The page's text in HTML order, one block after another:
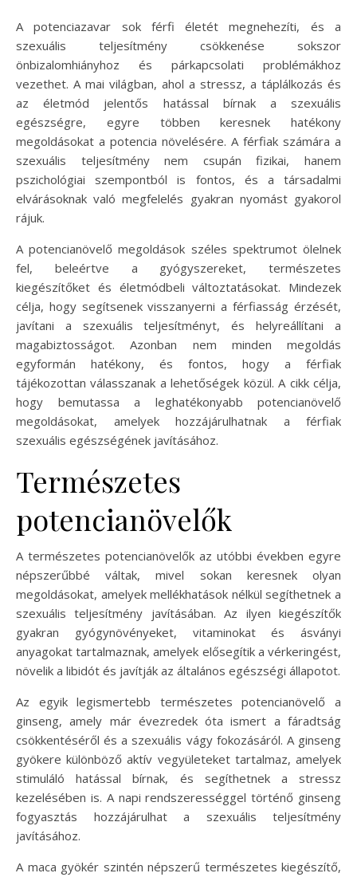
A potenciazavar sok férfi életét megnehezíti, és a
szexuális teljesítmény csökkenése sokszor
önbizalomhiányhoz és párkapcsolati problémákhoz
vezethet. A mai világban, ahol a stressz, a táplálkozás és
az életmód jelentős hatással bírnak a szexuális
egészségre, egyre többen keresnek hatékony
megoldásokat a potencia növelésére. A férfiak számára a
szexuális teljesítmény nem csupán fizikai, hanem
pszichológiai szempontból is fontos, és a társadalmi
elvárásoknak való megfelelés gyakran nyomást gyakorol
rájuk.
A potencianövelő megoldások széles spektrumot ölelnek
fel, beleértve a gyógyszereket, természetes
kiegészítőket és életmódbeli változtatásokat. Mindezek
célja, hogy segítsenek visszanyerni a férfiasság érzését,
javítani a szexuális teljesítményt, és helyreállítani a
magabiztosságot. Azonban nem minden megoldás
egyformán hatékony, és fontos, hogy a férfiak
tájékozottan válasszanak a lehetőségek közül. A cikk célja,
hogy bemutassa a leghatékonyabb potencianövelő
megoldásokat, amelyek hozzájárulhatnak a férfiak
szexuális egészségének javításához.
Természetes
potencianövelők
A természetes potencianövelők az utóbbi években egyre
népszerűbbé váltak, mivel sokan keresnek olyan
megoldásokat, amelyek mellékhatások nélkül segíthetnek a
szexuális teljesítmény javításában. Az ilyen kiegészítők
gyakran gyógynövényeket, vitaminokat és ásványi
anyagokat tartalmaznak, amelyek elősegítik a vérkeringést,
növelik a libidót és javítják az általános egészségi állapotot.
Az egyik legismertebb természetes potencianövelő a
ginseng, amely már évezredek óta ismert a fáradtság
csökkentéséről és a szexuális vágy fokozásáról. A ginseng
gyökere különböző aktív vegyületeket tartalmaz, amelyek
stimuláló hatással bírnak, és segíthetnek a stressz
kezelésében is. A napi rendszerességgel történő ginseng
fogyasztás hozzájárulhat a szexuális teljesítmény
javításához.
A maca gyökér szintén népszerű természetes kiegészítő,